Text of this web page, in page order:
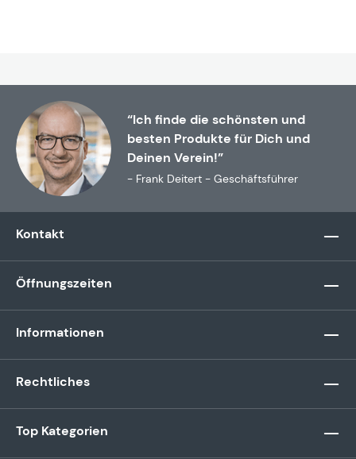
“Ich finde die schönsten und
besten Produkte für Dich und
Deinen Verein!”
- Frank Deitert - Geschäftsführer
Kontakt
Öffnungszeiten
Informationen
Rechtliches
Top Kategorien